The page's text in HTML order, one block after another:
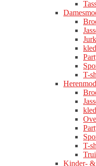
T-
T-
Kinder-